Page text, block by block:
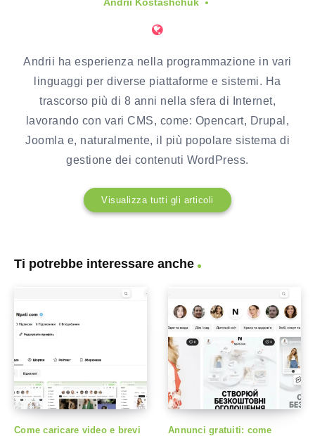
Andrii Kostashchuk
Andrii ha esperienza nella programmazione in vari
linguaggi per diverse piattaforme e sistemi. Ha
trascorso più di 8 anni nella sfera di Internet,
lavorando con vari CMS, come: Opencart, Drupal,
Joomla e, naturalmente, il più popolare sistema di
gestione dei contenuti WordPress.
Visualizza tutti gli articoli
Ti potrebbe interessare anche
Come caricare video e brevi
Annunci gratuiti: come